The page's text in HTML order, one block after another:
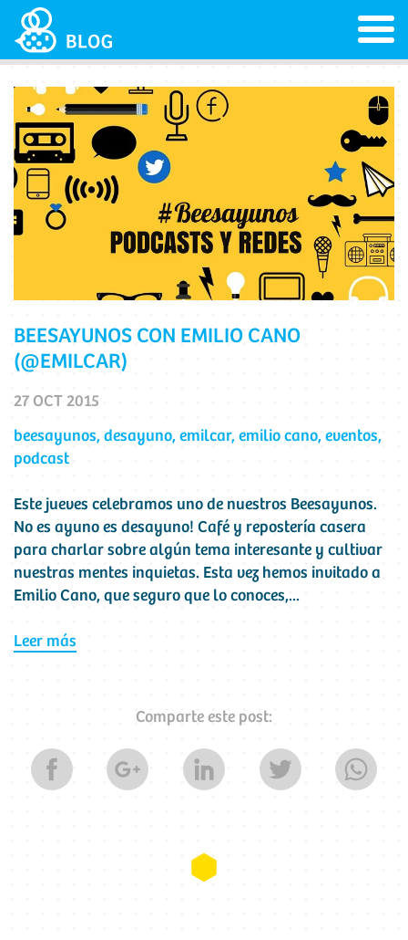
BEESAYUNOS CON EMILIO CANO
(@EMILCAR)
27 OCT 2015
beesayunos, desayuno, emilcar, emilio cano, eventos,
podcast
Este jueves celebramos uno de nuestros Beesayunos.
No es ayuno es desayuno! Café y repostería casera
para charlar sobre algún tema interesante y cultivar
nuestras mentes inquietas. Esta vez hemos invitado a
Emilio Cano, que seguro que lo conoces,...
Leer más
Comparte este post: